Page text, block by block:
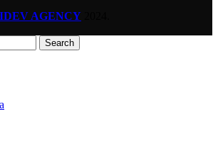
AGENCY
Search